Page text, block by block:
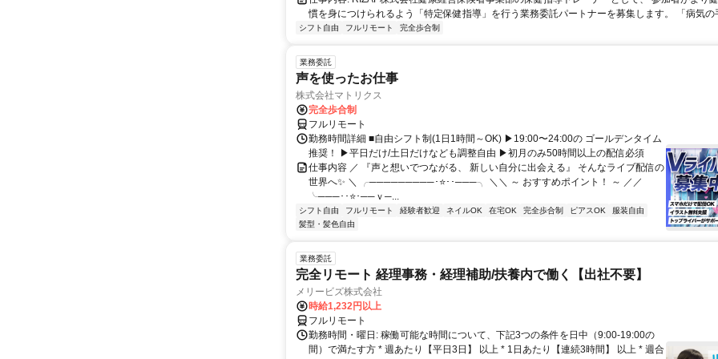
慣を身につけられるよう「特定保健指導」を行う業務委託パートナーを募集します。 「病気の
シフト自由 フルリモート 完全歩合制
業務委託
声を使ったお仕事
株式会社マトリクス
完全歩合制
フルリモート
勤務時間詳細 ■自由シフト制(1日1時間～OK) ▶19:00〜24:00の ゴールデンタイム
推奨！ ▶平日だけ/土日だけなども調整自由 ▶初月のみ50時間以上の配信必須
仕事内容 ／ 『声と想いでつながる、 新しい自分に出会える』 そんなライブ配信の
世界へ✨ ＼ ╭─────────･⭐･･───╮ ＼＼ ～ おすすめポイント！ ～ ／／
╰───･･⭐･──ｖ─...
シフト自由 フルリモート 経験者歓迎 ネイルOK 在宅OK 完全歩合制 ピアスOK
服装自由
髪型・髪色自由
業務委託
完全リモート 経理事務・経理補助/扶養内で働く【出社不要】
メリービズ株式会社
時給1,232円以上
フルリモート
勤務時間・曜日: 稼働可能な時間について、下記3つの条件を日中（9:00-19:00の
間）で満たす方 * 週あたり【平日3日】 以上 * 1日あたり【連続3時間】 以上 * 週合